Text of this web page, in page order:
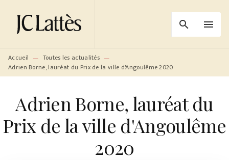
MENU RECHERCHE
PIED DE PAGE
search menu
Accueil — Toutes les actualités —
Adrien Borne, lauréat du Prix de la ville d'Angoulême 2020
Adrien Borne, lauréat du
Prix de la ville d'Angoulême
2020